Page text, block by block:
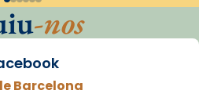
-nos
Barcelona